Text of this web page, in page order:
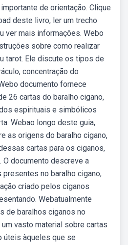
de orientação. Clique
deste livro, ler um trecho
ver mais informações. Webo
sobre como realizar
tarot. Ele discute os tipos de
concentração do
documento fornece
26 cartas do baralho cigano,
espirituais e simbólicos
Webao longo deste guia,
as origens do baralho cigano,
cartas para os ciganos,
documento descreve a
no baralho cigano,
criado pelos ciganos
Webatualmente
de baralhos ciganos no
vasto material sobre cartas
úteis àqueles que se